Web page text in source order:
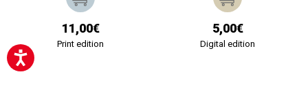
11,00€
Print edition
5,00€
Digital edition